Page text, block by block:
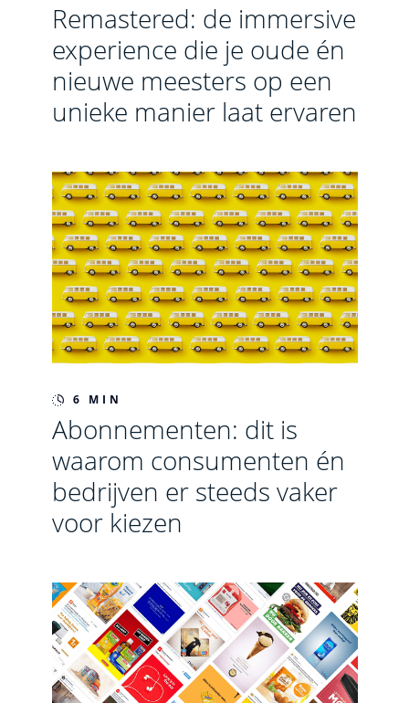
Remastered: de immersive
experience die je oude én
nieuwe meesters op een
unieke manier laat ervaren
6 MIN
Abonnementen: dit is
waarom consumenten én
bedrijven er steeds vaker
voor kiezen